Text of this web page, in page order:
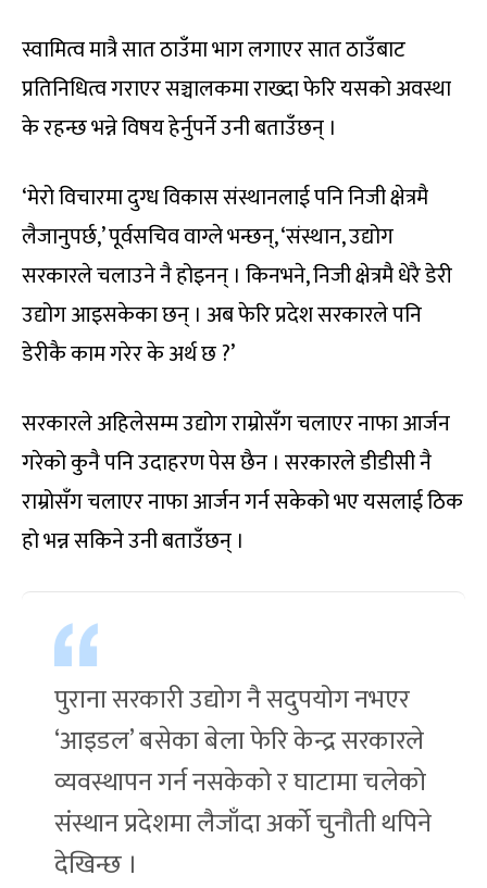
स्वामित्व मात्रै सात ठाउँमा भाग लगाएर सात ठाउँबाट
प्रतिनिधित्व गराएर सञ्चालकमा राख्दा फेरि यसको अवस्था
के रहन्छ भन्ने विषय हेर्नुपर्ने उनी बताउँछन् ।
‘मेरो विचारमा दुग्ध विकास संस्थानलाई पनि निजी क्षेत्रमै
लैजानुपर्छ,’ पूर्वसचिव वाग्ले भन्छन्, ‘संस्थान, उद्योग
सरकारले चलाउने नै होइनन् । किनभने, निजी क्षेत्रमै धेरै डेरी
उद्योग आइसकेका छन् । अब फेरि प्रदेश सरकारले पनि
डेरीकै काम गरेर के अर्थ छ ?’
सरकारले अहिलेसम्म उद्योग राम्रोसँग चलाएर नाफा आर्जन
गरेको कुनै पनि उदाहरण पेस छैन । सरकारले डीडीसी नै
राम्रोसँग चलाएर नाफा आर्जन गर्न सकेको भए यसलाई ठिक
हो भन्न सकिने उनी बताउँछन् ।
पुराना सरकारी उद्योग नै सदुपयोग नभएर
‘आइडल’ बसेका बेला फेरि केन्द्र सरकारले
व्यवस्थापन गर्न नसकेको र घाटामा चलेको
संस्थान प्रदेशमा लैजाँदा अर्को चुनौती थपिने
देखिन्छ ।